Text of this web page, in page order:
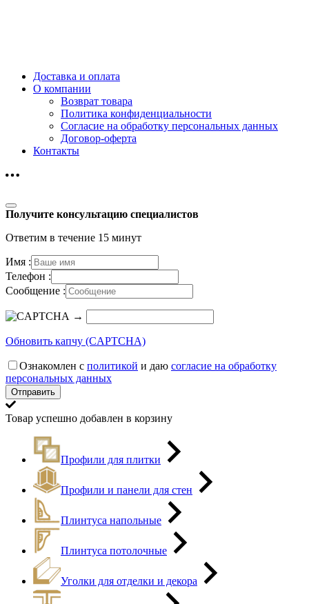
Доставка и оплата
О компании
Возврат товара
Политика конфиденциальности
Согласие на обработку персональных данных
Договор-оферта
Контакты
Получите консультацию специалистов
Ответим в течение 15 минут
Имя :
Телефон :
Сообщение :
→
Обновить капчу (CAPTCHA)
Ознакомлен с политикой и даю согласие на обработку
персональных данных
Товар успешно добавлен в корзину
Профили для плитки
Профили и панели для стен
Плинтуса напольные
Плинтуса потолочные
Уголки для отделки и декора